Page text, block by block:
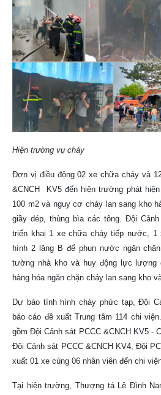
Hiện trường vụ cháy
Đơn vị điều động 02 xe chữa cháy và
&CNCH KV5 đến hiện trường phát
100 m2 và nguy cơ cháy lan sang kho
giầy dép, thùng bìa các tông. Đội
triển khai 1 xe chữa cháy tiếp nước, 1
hình 2 lăng B để phun nước ngăn
tường nhà kho và huy động lực lượng
hàng hóa ngăn chặn cháy lan sang kho
Dự báo tình hình cháy phức tạp, Đội
báo cáo đề xuất Trung tâm 114 chi
gồm Đội Cảnh sát PCCC &CNCH KV5 -
Đội Cảnh sát PCCC &CNCH KV4, Đội
xuất 01 xe cùng 06 nhân viên đến chi
Tại hiện trường, Thượng tá Lê Đình